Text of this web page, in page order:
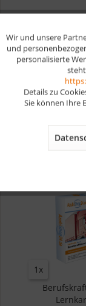
Kostenloser
Schnelle
Verschiedene
1x
Funktionale
Wir und unsere
und
personalisierte
steht
Details zu
Sie können Ihre